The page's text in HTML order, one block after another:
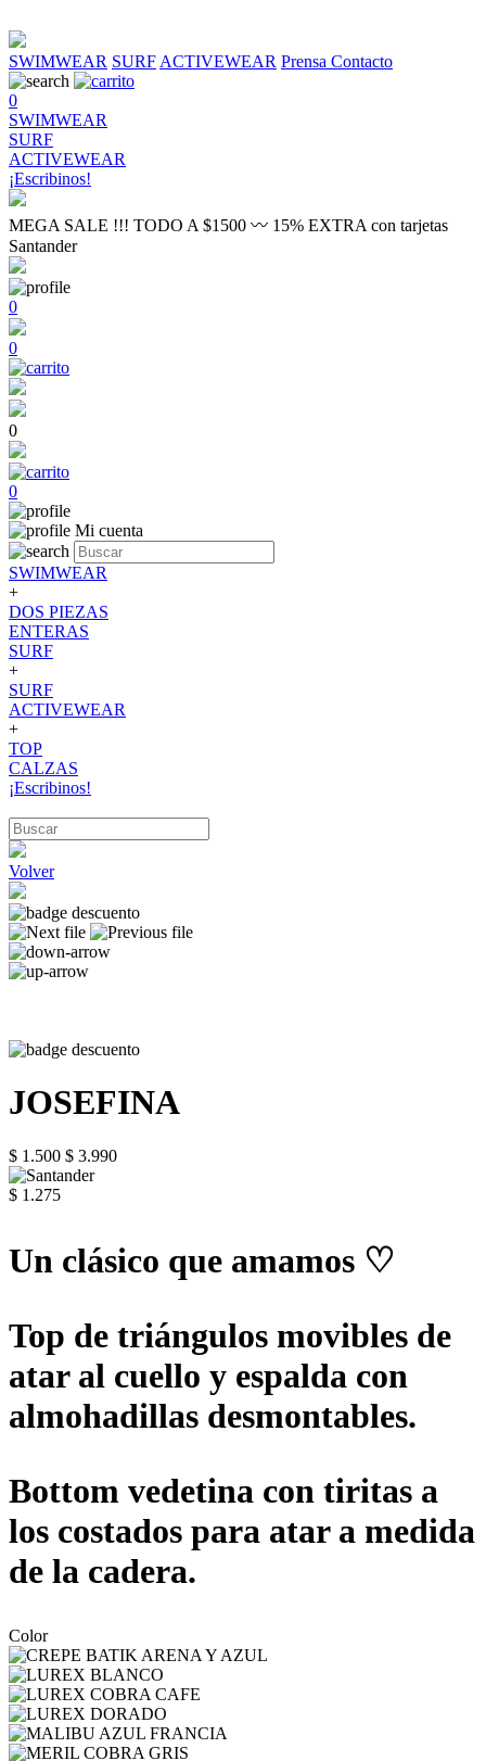
SWIMWEAR SURF ACTIVEWEAR Prensa Contacto
0
SWIMWEAR
SURF
ACTIVEWEAR
¡Escribinos!
MEGA SALE !!! TODO A $1500 〰 15% EXTRA con tarjetas
Santander
0
0
0
0
Mi cuenta
SWIMWEAR
+
DOS PIEZAS
ENTERAS
SURF
+
SURF
ACTIVEWEAR
+
TOP
CALZAS
¡Escribinos!
Volver
JOSEFINA
$ 1.500 $ 3.990
$ 1.275
Un clásico que amamos ♡
Top de triángulos movibles de
atar al cuello y espalda con
almohadillas desmontables.
Bottom vedetina con tiritas a
los costados para atar a medida
de la cadera.
Color